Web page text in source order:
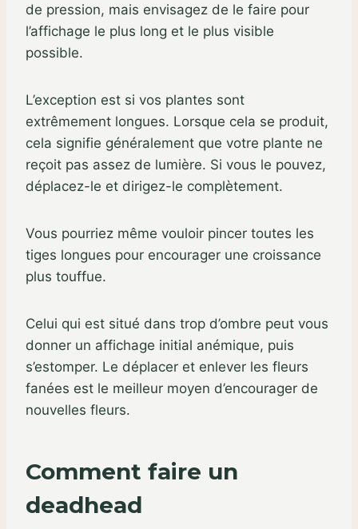
de pression, mais envisagez de le faire pour
l’affichage le plus long et le plus visible
possible.
L’exception est si vos plantes sont
extrêmement longues. Lorsque cela se produit,
cela signifie généralement que votre plante ne
reçoit pas assez de lumière. Si vous le pouvez,
déplacez-le et dirigez-le complètement.
Vous pourriez même vouloir pincer toutes les
tiges longues pour encourager une croissance
plus touffue.
Celui qui est situé dans trop d’ombre peut vous
donner un affichage initial anémique, puis
s’estomper. Le déplacer et enlever les fleurs
fanées est le meilleur moyen d’encourager de
nouvelles fleurs.
Comment faire un
deadhead